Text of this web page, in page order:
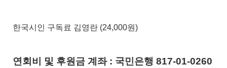
한국시인 구독료 김영란 (24,000원)
연회비 및 후원금 계좌 : 국민은행 817-01-0260